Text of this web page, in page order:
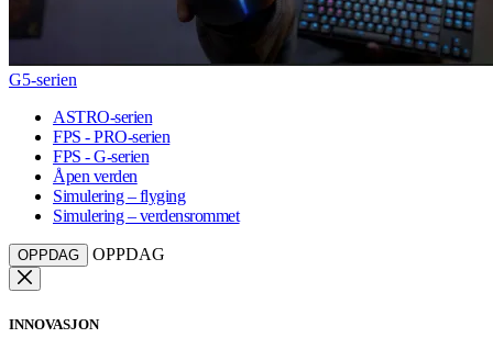
G5-serien
ASTRO-serien
FPS - PRO-serien
FPS - G-serien
Åpen verden
Simulering – flyging
Simulering – verdensrommet
OPPDAG OPPDAG
INNOVASJON